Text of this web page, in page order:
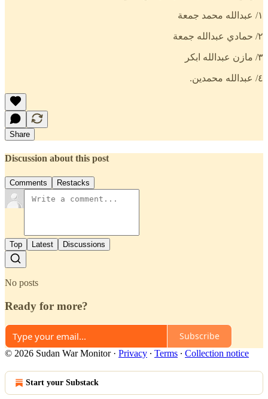
١/ عبدالله محمد جمعة
٢/ حمادي عبدالله جمعة
٣/ مازن عبدالله ابكر
٤/ عبدالله محمدين.
Share
Discussion about this post
Comments Restacks
Top Latest Discussions
No posts
Ready for more?
Subscribe
© 2026 Sudan War Monitor· Privacy ∙ Terms ∙ Collection notice
Start your Substack